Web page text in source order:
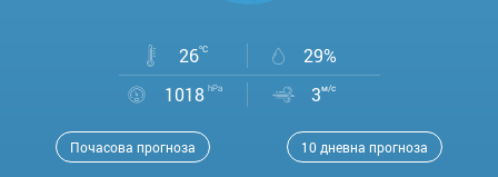
26°C
29%
1018 hPa 3м/с
Почасова прогноза 10 дневна прогноза